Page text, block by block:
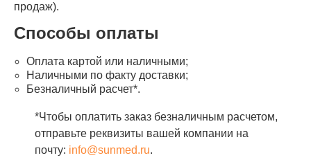
продаж).
Способы оплаты
Оплата картой или наличными;
Наличными по факту доставки;
Безналичный расчет*.
*Чтобы оплатить заказ безналичным расчетом,
отправьте реквизиты вашей компании на
почту: info@sunmed.ru.